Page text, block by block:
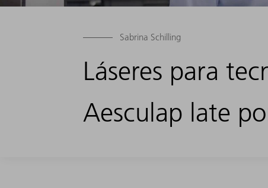
Sabrina Schilling
Láseres para
Aesculap late